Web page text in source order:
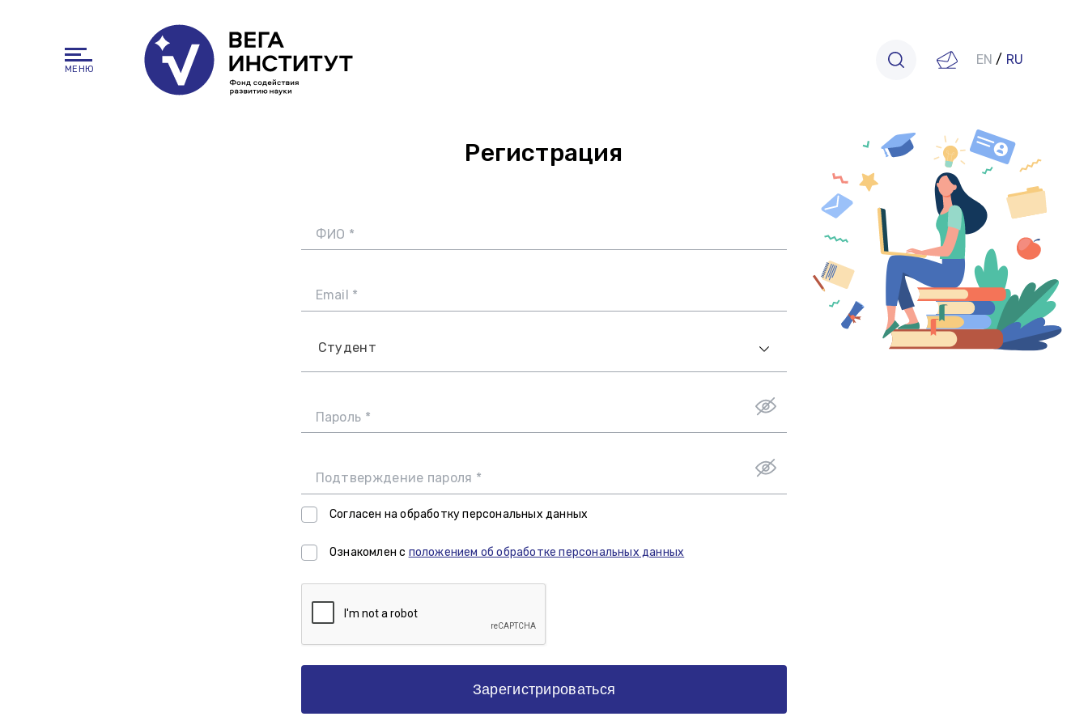
МЕНЮ
EN / RU
Регистрация
ФИО *
Email *
Студент
Пароль *
Подтверждение пароля *
Согласен на обработку персональных данных
Ознакомлен с положением об обработке персональных данных
Зарегистрироваться